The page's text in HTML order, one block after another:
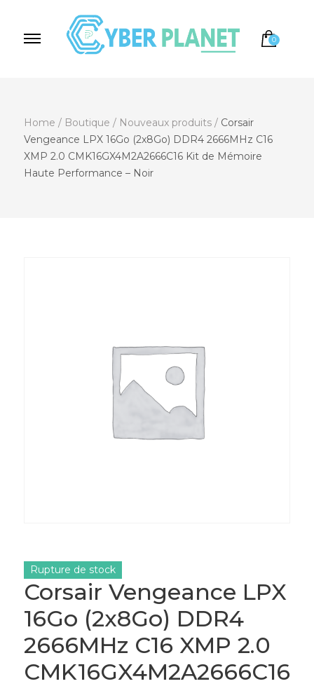
0
Home / Boutique / Nouveaux produits / Corsair
Vengeance LPX 16Go (2x8Go) DDR4 2666MHz C16
XMP 2.0 CMK16GX4M2A2666C16 Kit de Mémoire
Haute Performance – Noir
Corsair Vengeance LPX
16Go (2x8Go) DDR4
2666MHz C16 XMP 2.0
CMK16GX4M2A2666C16
Rupture de stock